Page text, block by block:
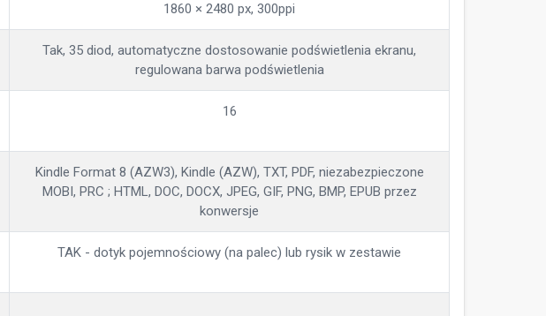
1860 × 2480 px, 300ppi
Tak, 35 diod, automatyczne dostosowanie podświetlenia ekranu,
regulowana barwa podświetlenia
16
Kindle Format 8 (AZW3), Kindle (AZW), TXT, PDF, niezabezpieczone
MOBI, PRC ; HTML, DOC, DOCX, JPEG, GIF, PNG, BMP, EPUB przez
konwersje
TAK - dotyk pojemnościowy (na palec) lub rysik w zestawie